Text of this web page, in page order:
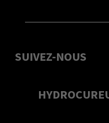
SUIVEZ-NOUS